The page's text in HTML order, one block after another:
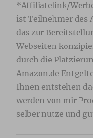
*Affiliatelink/
ist Teilnehmer des
das zur
Webseiten
durch die
Amazon.de
Ihnen entstehen
werden von mir
selber nutze und